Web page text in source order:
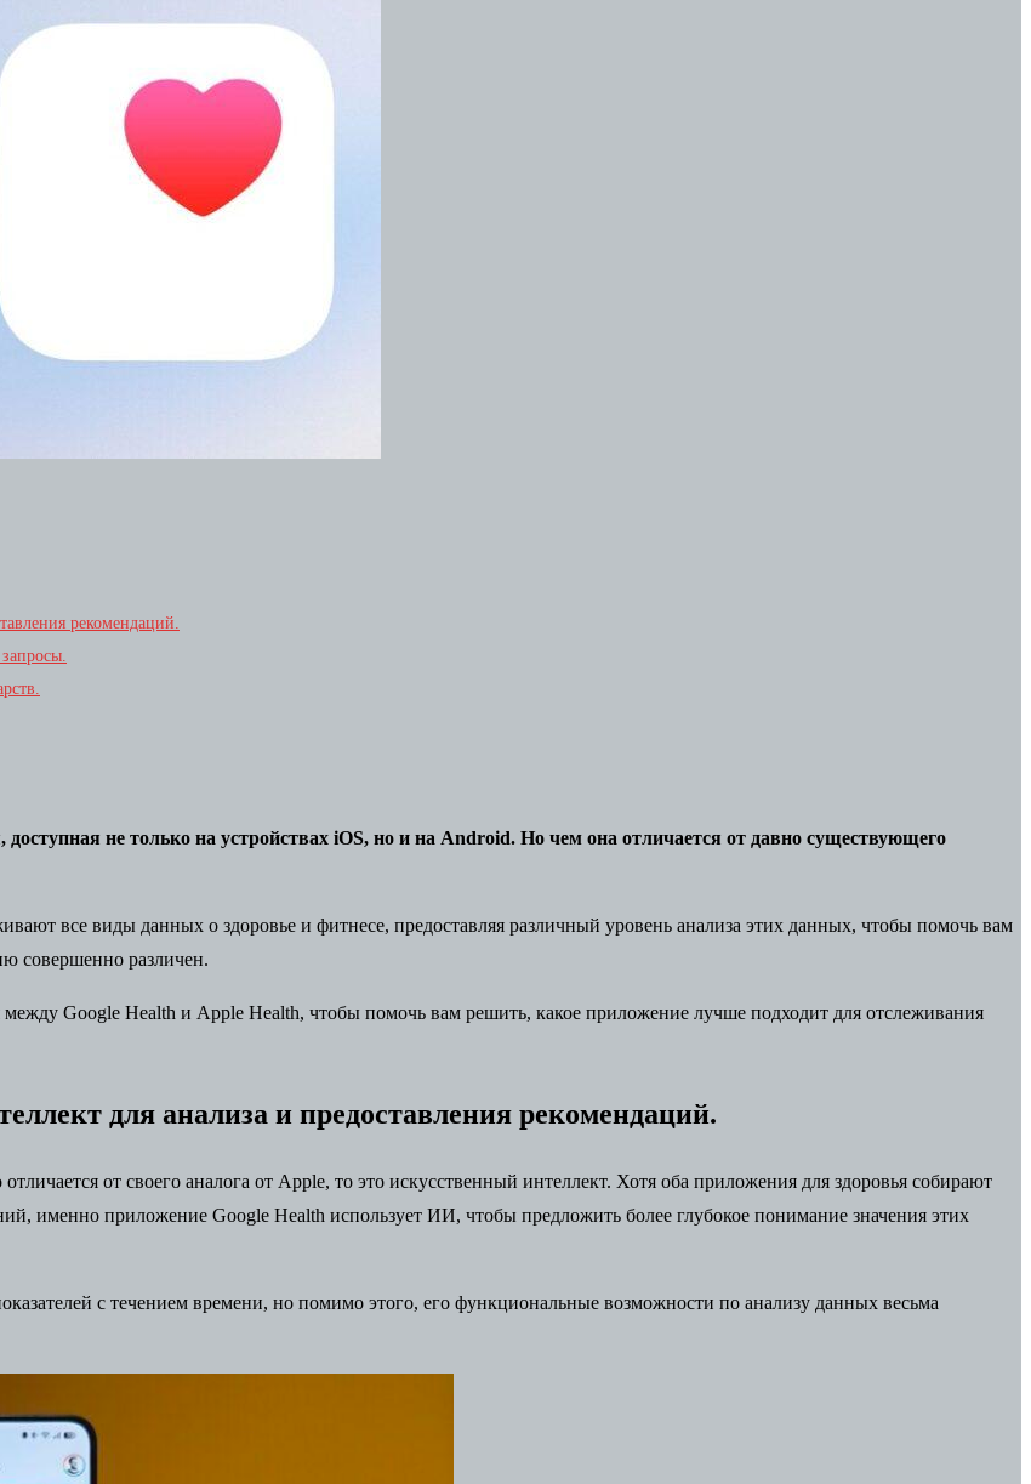
рекомендаций.
не только на устройствах iOS, но и на Android. Но чем она отличается от давно существующего
все виды данных о здоровье и фитнесе, предоставляя различный уровень анализа этих данных, чтобы помочь вам
совершенно различен.
Google Health и Apple Health, чтобы помочь вам решить, какое приложение лучше подходит для отслеживания
для анализа и предоставления рекомендаций.
отличается от своего аналога от Apple, то это искусственный интеллект. Хотя оба приложения для здоровья собирают
именно приложение Google Health использует ИИ, чтобы предложить более глубокое понимание значения этих
с течением времени, но помимо этого, его функциональные возможности по анализу данных весьма